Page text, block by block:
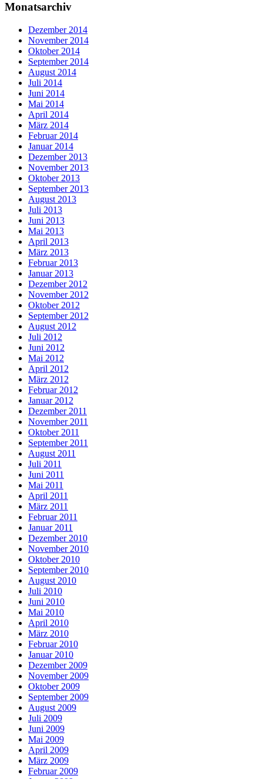
Monatsarchiv
Dezember 2014
November 2014
Oktober 2014
September 2014
August 2014
Juli 2014
Juni 2014
Mai 2014
April 2014
März 2014
Februar 2014
Januar 2014
Dezember 2013
November 2013
Oktober 2013
September 2013
August 2013
Juli 2013
Juni 2013
Mai 2013
April 2013
März 2013
Februar 2013
Januar 2013
Dezember 2012
November 2012
Oktober 2012
September 2012
August 2012
Juli 2012
Juni 2012
Mai 2012
April 2012
März 2012
Februar 2012
Januar 2012
Dezember 2011
November 2011
Oktober 2011
September 2011
August 2011
Juli 2011
Juni 2011
Mai 2011
April 2011
März 2011
Februar 2011
Januar 2011
Dezember 2010
November 2010
Oktober 2010
September 2010
August 2010
Juli 2010
Juni 2010
Mai 2010
April 2010
März 2010
Februar 2010
Januar 2010
Dezember 2009
November 2009
Oktober 2009
September 2009
August 2009
Juli 2009
Juni 2009
Mai 2009
April 2009
März 2009
Februar 2009